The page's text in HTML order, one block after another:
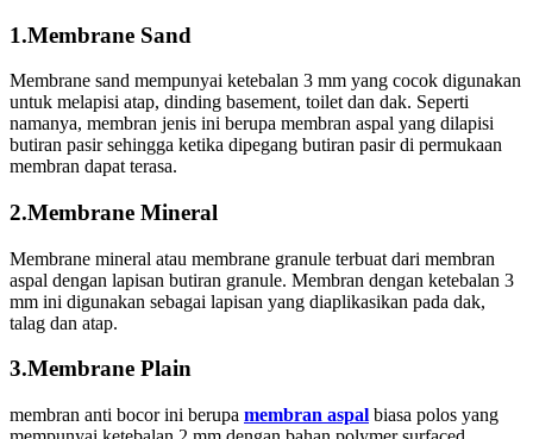
1.Membrane Sand
Membrane sand mempunyai ketebalan 3 mm yang cocok digunakan
untuk melapisi atap, dinding basement, toilet dan dak. Seperti
namanya, membran jenis ini berupa membran aspal yang dilapisi
butiran pasir sehingga ketika dipegang butiran pasir di permukaan
membran dapat terasa.
2.Membrane Mineral
Membrane mineral atau membrane granule terbuat dari membran
aspal dengan lapisan butiran granule. Membran dengan ketebalan 3
mm ini digunakan sebagai lapisan yang diaplikasikan pada dak,
talag dan atap.
3.Membrane Plain
membran anti bocor ini berupa membran aspal biasa polos yang